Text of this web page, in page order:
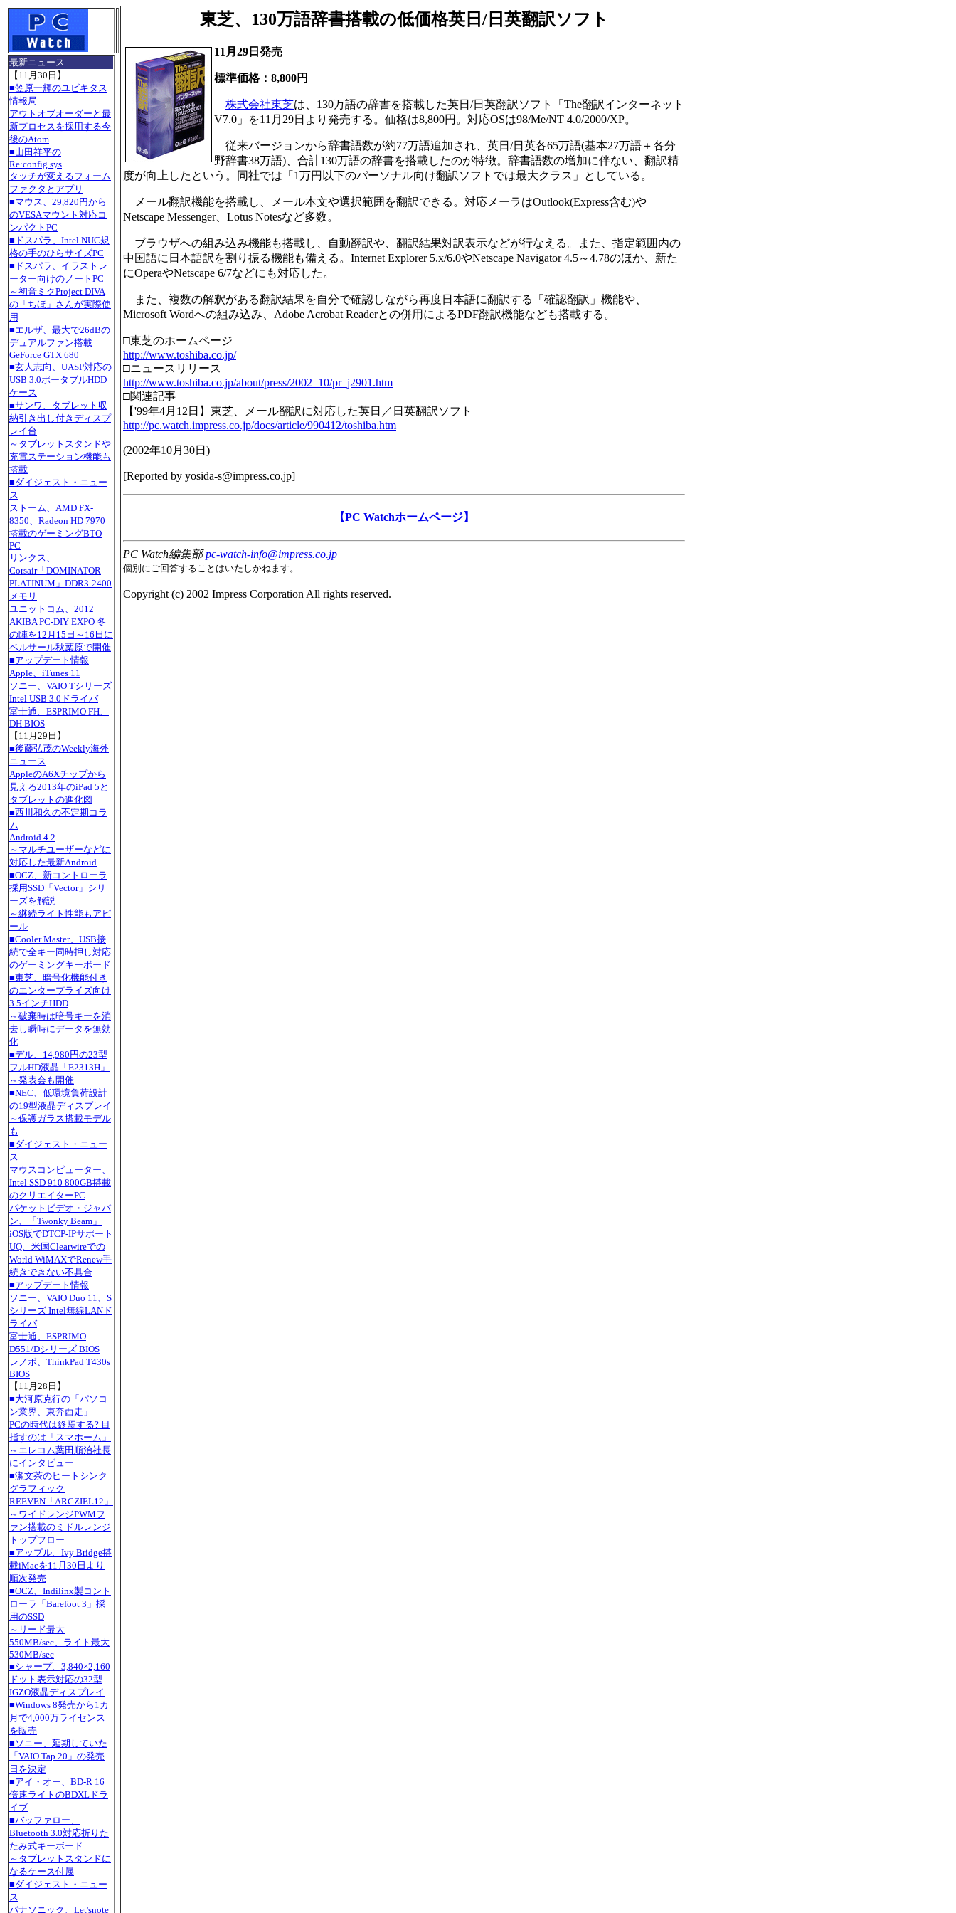
最新ニュース
【11月30日】
■笠原一輝のユビキタス
情報局
アウトオブオーダーと最
新プロセスを採用する今
後のAtom
■山田祥平の
Re:config.sys
タッチが変えるフォーム
ファクタとアプリ
■マウス、29,820円から
のVESAマウント対応コ
ンパクトPC
■ドスパラ、Intel NUC規
格の手のひらサイズPC
■ドスパラ、イラストレ
ーター向けのノートPC
～初音ミクProject DIVA
の「ちほ」さんが実際使
用
■エルザ、最大で26dBの
デュアルファン搭載
GeForce GTX 680
■玄人志向、UASP対応の
USB 3.0ポータブルHDD
ケース
■サンワ、タブレット収
納引き出し付きディスプ
レイ台
～タブレットスタンドや
充電ステーション機能も
搭載
■ダイジェスト・ニュー
ス
ストーム、AMD FX-
8350、Radeon HD 7970
搭載のゲーミングBTO
PC
リンクス、
Corsair「DOMINATOR
PLATINUM」DDR3-2400
メモリ
ユニットコム、2012
AKIBA PC-DIY EXPO 冬
の陣を12月15日～16日に
ベルサール秋葉原で開催
■アップデート情報
Apple、iTunes 11
ソニー、VAIO Tシリーズ
Intel USB 3.0ドライバ
富士通、ESPRIMO FH、
DH BIOS
【11月29日】
■後藤弘茂のWeekly海外
ニュース
AppleのA6Xチップから
見える2013年のiPad 5と
タブレットの進化図
■西川和久の不定期コラ
ム
Android 4.2
～マルチユーザーなどに
対応した最新Android
■OCZ、新コントローラ
採用SSD「Vector」シリ
ーズを解説
～継続ライト性能もアピ
ール
■Cooler Master、USB接
続で全キー同時押し対応
のゲーミングキーボード
■東芝、暗号化機能付き
のエンタープライズ向け
3.5インチHDD
～破棄時は暗号キーを消
去し瞬時にデータを無効
化
■デル、14,980円の23型
フルHD液晶「E2313H」
～発表会も開催
■NEC、低環境負荷設計
の19型液晶ディスプレイ
～保護ガラス搭載モデル
も
■ダイジェスト・ニュー
ス
マウスコンピューター、
Intel SSD 910 800GB搭載
のクリエイターPC
パケットビデオ・ジャパ
ン、「Twonky Beam」
iOS版でDTCP-IPサポート
UQ、米国Clearwireでの
World WiMAXでRenew手
続きできない不具合
■アップデート情報
ソニー、VAIO Duo 11、S
シリーズ Intel無線LANド
ライバ
富士通、ESPRIMO
D551/Dシリーズ BIOS
レノボ、ThinkPad T430s
BIOS
【11月28日】
■大河原克行の「パソコ
ン業界、東奔西走」
PCの時代は終焉する? 目
指すのは「スマホーム」
～エレコム葉田順治社長
にインタビュー
■瀬文茶のヒートシンク
グラフィック
REEVEN「ARCZIEL12」
～ワイドレンジPWMフ
ァン搭載のミドルレンジ
トップフロー
■アップル、Ivy Bridge搭
載iMacを11月30日より
順次発売
■OCZ、Indilinx製コント
ローラ「Barefoot 3」採
用のSSD
～リード最大
550MB/sec、ライト最大
530MB/sec
■シャープ、3,840×2,160
ドット表示対応の32型
IGZO液晶ディスプレイ
■Windows 8発売から1カ
月で4,000万ライセンス
を販売
■ソニー、延期していた
「VAIO Tap 20」の発売
日を決定
■アイ・オー、BD-R 16
倍速ライトのBDXLドラ
イブ
■バッファロー、
Bluetooth 3.0対応折りた
たみ式キーボード
～タブレットスタンドに
なるケース付属
■ダイジェスト・ニュー
ス
パナソニック、Let'snote
東芝、130万語辞書搭載の低価格英日/日英翻訳ソフト
11月29日発売
標準価格：8,800円
株式会社東芝は、130万語の辞書を搭載した英日/日英翻訳ソフト「The翻訳インターネット
V7.0」を11月29日より発売する。価格は8,800円。対応OSは98/Me/NT 4.0/2000/XP。
従来バージョンから辞書語数が約77万語追加され、英日/日英各65万語(基本27万語＋各分
野辞書38万語)、合計130万語の辞書を搭載したのが特徴。辞書語数の増加に伴ない、翻訳精
度が向上したという。同社では「1万円以下のパーソナル向け翻訳ソフトでは最大クラス」としている。
メール翻訳機能を搭載し、メール本文や選択範囲を翻訳できる。対応メーラはOutlook(Express含む)や
Netscape Messenger、Lotus Notesなど多数。
ブラウザへの組み込み機能も搭載し、自動翻訳や、翻訳結果対訳表示などが行なえる。また、指定範囲内の
中国語に日本語訳を割り振る機能も備える。Internet Explorer 5.x/6.0やNetscape Navigator 4.5～4.78のほか、新た
にOperaやNetscape 6/7などにも対応した。
また、複数の解釈がある翻訳結果を自分で確認しながら再度日本語に翻訳する「確認翻訳」機能や、
Microsoft Wordへの組み込み、Adobe Acrobat Readerとの併用によるPDF翻訳機能なども搭載する。
□東芝のホームページ
http://www.toshiba.co.jp/
□ニュースリリース
http://www.toshiba.co.jp/about/press/2002_10/pr_j2901.htm
□関連記事
【'99年4月12日】東芝、メール翻訳に対応した英日／日英翻訳ソフト
http://pc.watch.impress.co.jp/docs/article/990412/toshiba.htm
(2002年10月30日 )
[Reported by yosida-s@impress.co.jp]
【PC Watchホームページ】
PC Watch編集部pc-watch-info@impress.co.jp
個別にご回答することはいたしかねます。
Copyright (c) 2002 Impress Corporation All rights reserved.